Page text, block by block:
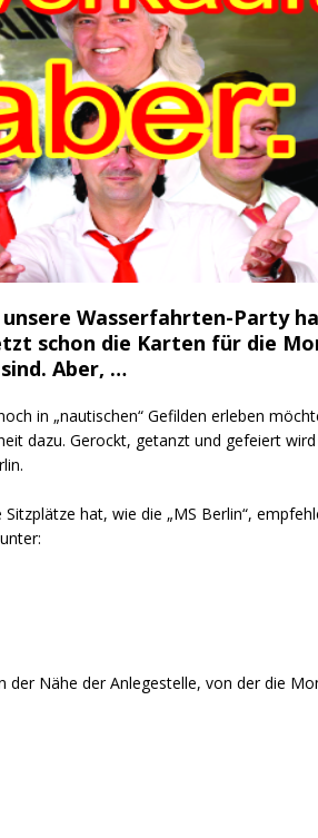
Wasserfahrten-Party
schon die Karten für die
Aber, …
in „nautischen“ Gefilden erleben
dazu. Gerockt, getanzt und gefeiert
hat, wie die „MS Berlin“,
der Nähe der Anlegestelle, von der die